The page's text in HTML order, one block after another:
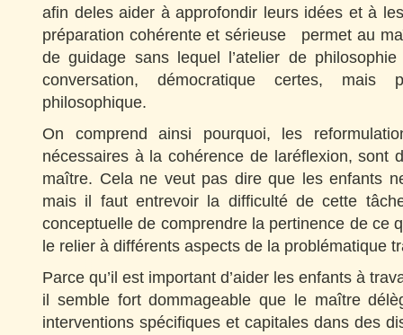
afin deles aider à approfondir leurs idées et à
préparation cohérente et sérieuse permet au
de guidage sans lequel l’atelier de
conversation, démocratique certes, mais
philosophique.
On comprend ainsi pourquoi, les
nécessaires à la cohérence de laréflexion, sont
maître. Cela ne veut pas dire que les enfants
mais il faut entrevoir la difficulté de cette
conceptuelle de comprendre la pertinence de ce
le relier à différents aspects de la problématique
Parce qu’il est important d’aider les enfants à
il semble fort dommageable que le maître
interventions spécifiques et capitales dans des